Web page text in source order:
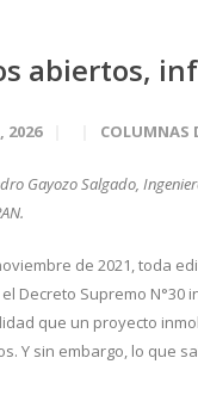
abiertos,
2026 COLUMNAS
Gayozo Salgado,
de 2021, toda
el Decreto Supremo
que un proyecto
Y sin embargo, lo que